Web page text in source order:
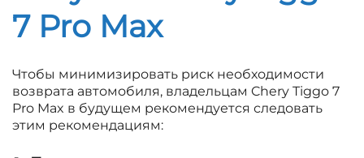
7 Pro Max
Чтобы минимизировать риск необходимости
возврата автомобиля, владельцам Chery Tiggo 7
Pro Max в будущем рекомендуется следовать
этим рекомендациям: